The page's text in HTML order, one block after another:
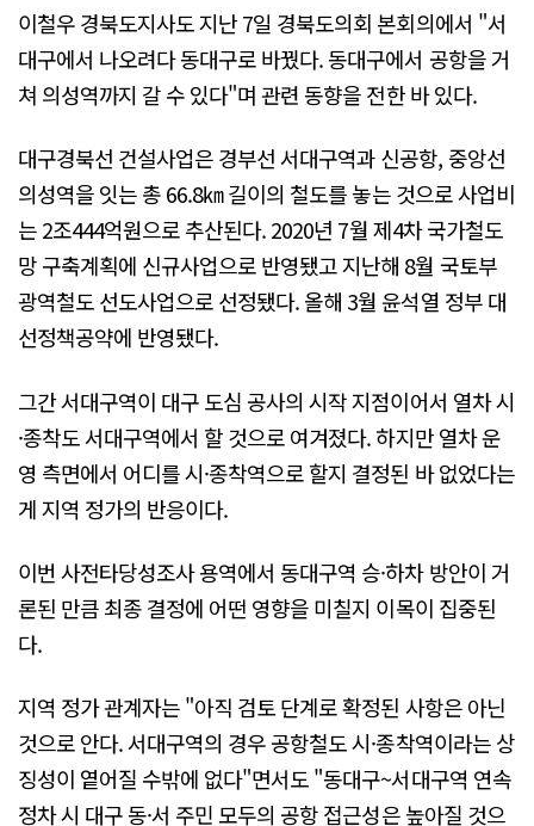
이철우 경북도지사도 지난 7일 경북도의회 본회의에서 "서
대구에서 나오려다 동대구로 바꿨다. 동대구에서 공항을 거
쳐 의성역까지 갈 수 있다"며 관련 동향을 전한 바 있다.
대구경북선 건설사업은 경부선 서대구역과 신공항, 중앙선
의성역을 잇는 총 66.8㎞ 길이의 철도를 놓는 것으로 사업비
는 2조444억원으로 추산된다. 2020년 7월 제4차 국가철도
망 구축계획에 신규사업으로 반영됐고 지난해 8월 국토부
광역철도 선도사업으로 선정됐다. 올해 3월 윤석열 정부 대
선정책공약에 반영됐다.
그간 서대구역이 대구 도심 공사의 시작 지점이어서 열차 시
·종착도 서대구역에서 할 것으로 여겨졌다. 하지만 열차 운
영 측면에서 어디를 시·종착역으로 할지 결정된 바 없었다는
게 지역 정가의 반응이다.
이번 사전타당성조사 용역에서 동대구역 승·하차 방안이 거
론된 만큼 최종 결정에 어떤 영향을 미칠지 이목이 집중된
다.
지역 정가 관계자는 "아직 검토 단계로 확정된 사항은 아닌
것으로 안다. 서대구역의 경우 공항철도 시·종착역이라는 상
징성이 옅어질 수밖에 없다"면서도 "동대구~서대구역 연속
정차 시 대구 동·서 주민 모두의 공항 접근성은 높아질 것으